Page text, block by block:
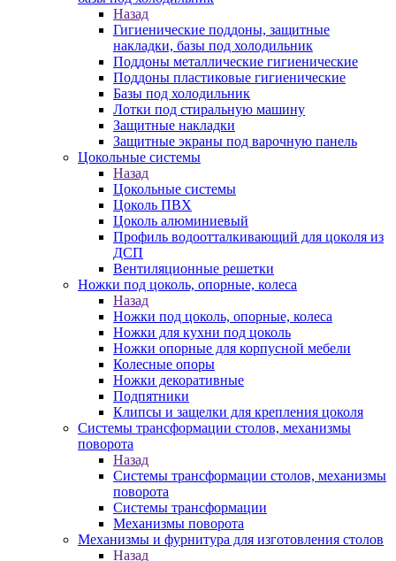
Назад
Гигиенические поддоны, защитные
накладки, базы под холодильник
Поддоны металлические гигиенические
Поддоны пластиковые гигиенические
Базы под холодильник
Лотки под стиральную машину
Защитные накладки
Защитные экраны под варочную панель
Цокольные системы
Назад
Цокольные системы
Цоколь ПВХ
Цоколь алюминиевый
Профиль водоотталкивающий для цоколя из
ДСП
Вентиляционные решетки
Ножки под цоколь, опорные, колеса
Назад
Ножки под цоколь, опорные, колеса
Ножки для кухни под цоколь
Ножки опорные для корпусной мебели
Колесные опоры
Ножки декоративные
Подпятники
Клипсы и защелки для крепления цоколя
Системы трансформации столов, механизмы
поворота
Назад
Системы трансформации столов, механизмы
поворота
Системы трансформации
Механизмы поворота
Механизмы и фурнитура для изготовления столов
Назад